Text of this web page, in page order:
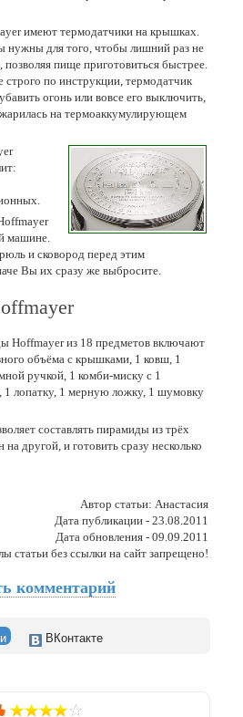
имеют термодатчики на крышках.
нужны для того, чтобы лишний раз не
пище приготовиться быстрее.
по инструкции, термодатчик
огонь или вовсе его выключить,
на термоаккумулирующем
машине.
и сковород перед этим
Вы их сразу же выбросите.
Hoffmayer из 18 предметов включают
объёма с крышками, 1 ковш, 1
ручкой, 1 комби-миску с 1
1 лопатку, 1 мерную ложку, 1 шумовку
составлять пирамиды из трёх
другой, и готовить сразу несколько
Автор статьи: Анастасия
Дата публикации - 23.08.2011
Дата обновления - 09.09.2011
статьи без ссылки на сайт запрещено!
комментарий
ВКонтакте